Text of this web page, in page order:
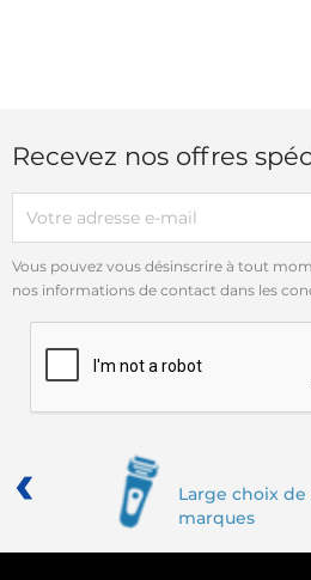
Recevez nos offres
Vous pouvez vous désinscrire à tout
nos informations de contact dans les
Large choix
marques
‹